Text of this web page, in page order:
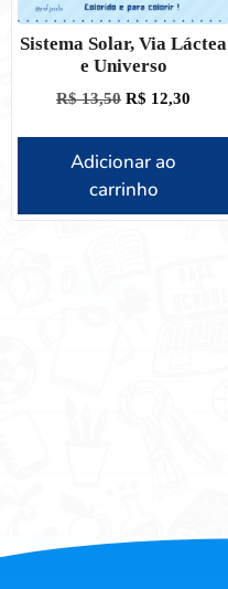
Sistema Solar, Via Láctea
e Universo
R$13,50 R$ 12,30
Adicionar ao
carrinho